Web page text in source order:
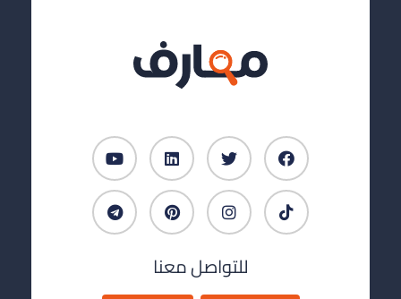
للتواصل معنا